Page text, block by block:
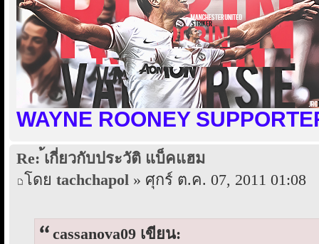
WAYNE ROONEY
Re: ้เกี่ยวกับประวัติ แบ็คแฮม
โดย tachchapol » ศุกร์ ต.ค. 07, 2011 01:08
cassanova09 เขียน: